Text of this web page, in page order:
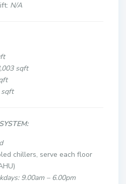
N/A
sqft
sqft
chillers, serve each floor
9.00am – 6.00pm